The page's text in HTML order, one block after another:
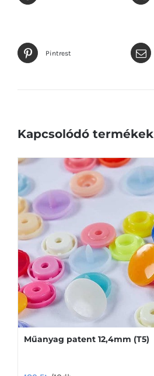
Pintrest
Kapcsolódó termékek
Műanyag patent 12,4mm (T5)